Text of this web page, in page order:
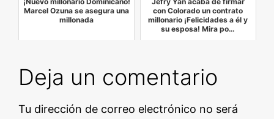
Marcel Ozuna se asegura una
millonada
con Colorado un contrato
millonario ¡Felicidades a él y
su esposa! Mira po…
Deja un comentario
Tu dirección de correo electrónico no será